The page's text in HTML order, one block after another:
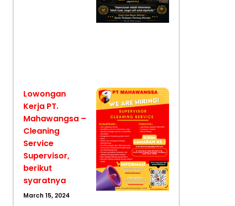
Lowongan
Kerja PT.
Mahawangsa –
Cleaning
Service
Supervisor,
berikut
syaratnya
March 15, 2024